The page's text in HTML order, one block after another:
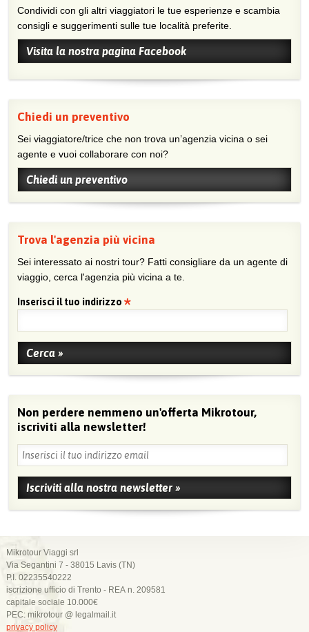
Condividi con gli altri viaggiatori le tue esperienze e scambia
consigli e suggerimenti sulle tue località preferite.
Visita la nostra pagina Facebook
Chiedi un preventivo
Sei viaggiatore/trice che non trova un’agenzia vicina o sei
agente e vuoi collaborare con noi?
Chiedi un preventivo
Trova l'agenzia più vicina
Sei interessato ai nostri tour? Fatti consigliare da un agente di
viaggio, cerca l'agenzia più vicina a te.
Inserisci il tuo indirizzo
Non perdere nemmeno un'offerta Mikrotour,
iscriviti alla newsletter!
Mikrotour Viaggi srl
Via Segantini 7 - 38015 Lavis (TN)
P.I. 02235540222
iscrizione ufficio di Trento - REA n. 209581
capitale sociale 10.000€
PEC: mikrotour @ legalmail.it
privacy policy